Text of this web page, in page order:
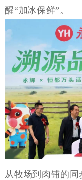
醒“加冰保鲜”。
从牧场到肉铺的